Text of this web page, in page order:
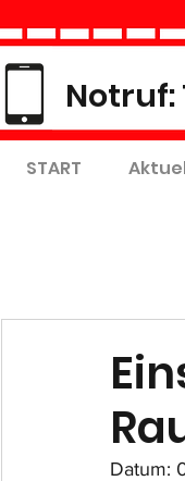
Notruf:
START
Datum: